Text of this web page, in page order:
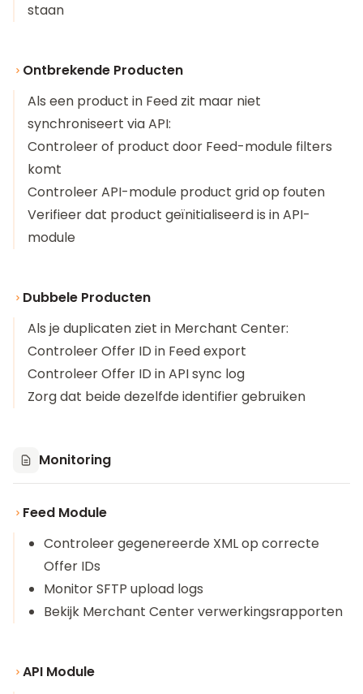
staan
Ontbrekende Producten
Als een product in Feed zit maar niet
synchroniseert via API:
Controleer of product door Feed-module filters
komt
Controleer API-module product grid op fouten
Verifieer dat product geïnitialiseerd is in API-
module
Dubbele Producten
Als je duplicaten ziet in Merchant Center:
Controleer Offer ID in Feed export
Controleer Offer ID in API sync log
Zorg dat beide dezelfde identifier gebruiken
Monitoring
Feed Module
Controleer gegenereerde XML op correcte
Offer IDs
Monitor SFTP upload logs
Bekijk Merchant Center verwerkingsrapporten
API Module